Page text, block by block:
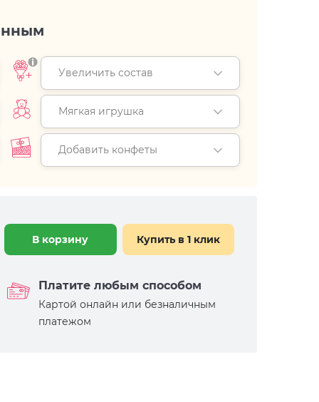
Увеличить состав
Мягкая игрушка
Добавить конфеты
В корзину Купить в 1 клик
Платите любым способом
Картой онлайн или безналичным
платежом